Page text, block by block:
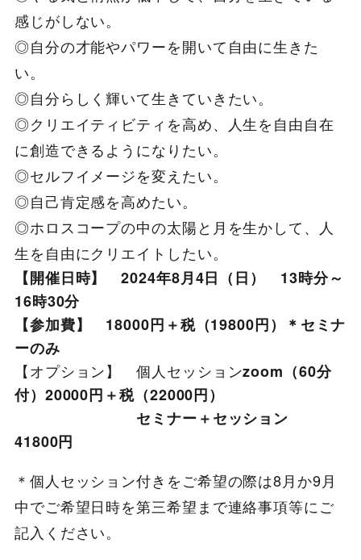
感じがしない。
◎自分の才能やパワーを開いて自由に生きた
い。
◎自分らしく輝いて生きていきたい。
◎クリエイティビティを高め、人生を自由自在
に創造できるようになりたい。
◎セルフイメージを変えたい。
◎自己肯定感を高めたい。
◎ホロスコープの中の太陽と月を生かして、人
生を自由にクリエイトしたい。
【開催日時】 2024年8月4日（日） 13時分～
16時30分
【参加費】 18000円＋税（19800円）＊セミナ
ーのみ
【オプション】 個人セッションzoom（60分
付）20000円＋税（22000円）
セミナー＋セッション
41800円
＊個人セッション付きをご希望の際は8月か9月
中でご希望日時を第三希望まで連絡事項等にご
記入ください。